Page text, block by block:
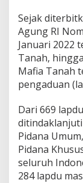
Sejak
Agung RI
Januari 2022
Tanah,
Mafia Tanah
pengaduan
Dari 669
Pidana
Pidana
seluruh
284 lapdu